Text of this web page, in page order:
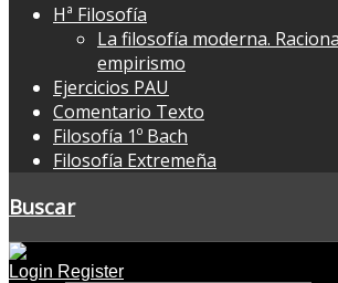
Hª Filosofía
La filosofía moderna.
empirismo
Ejercicios PAU
Comentario Texto
Filosofía 1º Bach
Filosofía Extremeña
Buscar
Login Register